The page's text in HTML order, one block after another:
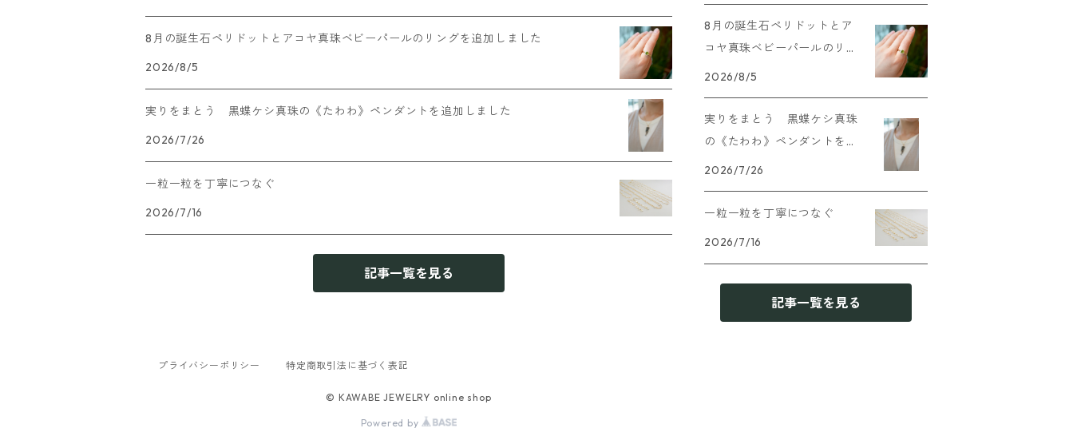
8月の誕生石ペリドットとアコヤ真珠ベビーパールのリングを追加しました
2026/8/5
実りをまとう 黒蝶ケシ真珠の《たわわ》ペンダントを追加しました
2026/7/26
一粒一粒を丁寧につなぐ
2026/7/16
記事一覧を見る
8月の誕生石ペリドットとア
コヤ真珠ベビーパールのリン
グを追加しました
2026/8/5
実りをまとう 黒蝶ケシ真珠
の《たわわ》ペンダントを追
加しました
2026/7/26
一粒一粒を丁寧につなぐ
2026/7/16
記事一覧を見る
プライバシーポリシー 特定商取引法に基づく表記
© KAWABE JEWELRY online shop
Powered by